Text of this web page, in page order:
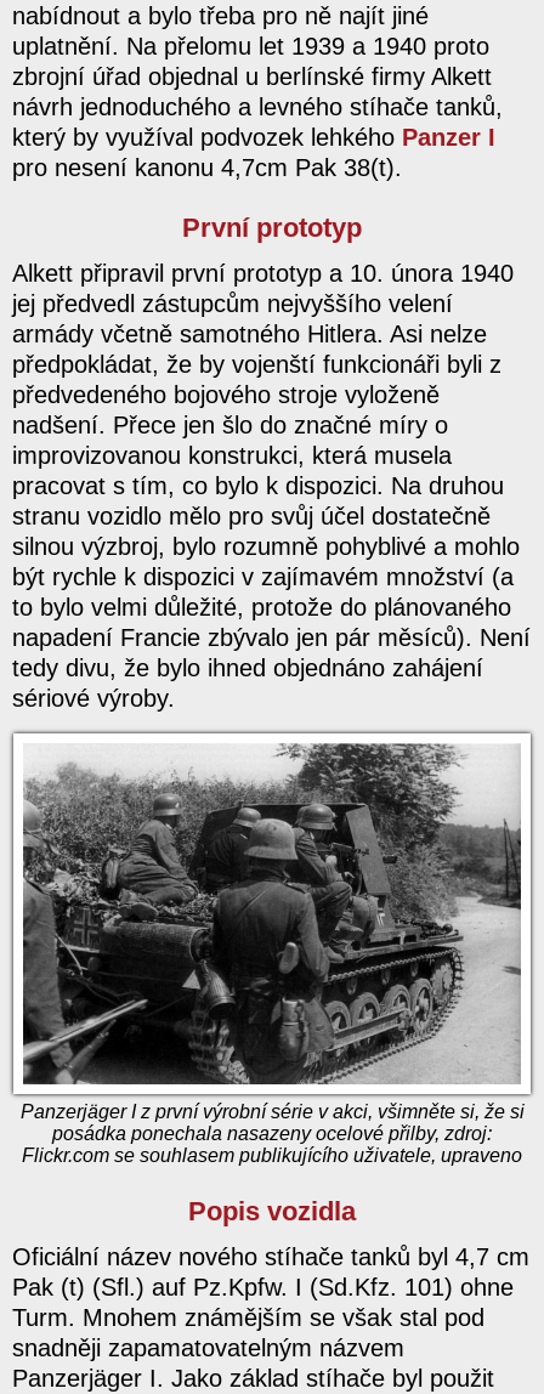
nabídnout a bylo třeba pro ně najít jiné
uplatnění. Na přelomu let 1939 a 1940 proto
zbrojní úřad objednal u berlínské firmy Alkett
návrh jednoduchého a levného stíhače tanků,
který by využíval podvozek lehkého Panzer I
pro nesení kanonu 4,7cm Pak 38(t).
První prototyp
Alkett připravil první prototyp a 10. února 1940
jej předvedl zástupcům nejvyššího velení
armády včetně samotného Hitlera. Asi nelze
předpokládat, že by vojenští funkcionáři byli z
předvedeného bojového stroje vyloženě
nadšení. Přece jen šlo do značné míry o
improvizovanou konstrukci, která musela
pracovat s tím, co bylo k dispozici. Na druhou
stranu vozidlo mělo pro svůj účel dostatečně
silnou výzbroj, bylo rozumně pohyblivé a mohlo
být rychle k dispozici v zajímavém množství (a
to bylo velmi důležité, protože do plánovaného
napadení Francie zbývalo jen pár měsíců). Není
tedy divu, že bylo ihned objednáno zahájení
sériové výroby.
Panzerjäger I z první výrobní série v akci, všimněte si, že si
posádka ponechala nasazeny ocelové přilby, zdroj:
Flickr.com se souhlasem publikujícího uživatele, upraveno
Popis vozidla
Oficiální název nového stíhače tanků byl 4,7 cm
Pak (t) (Sfl.) auf Pz.Kpfw. I (Sd.Kfz. 101) ohne
Turm. Mnohem známějším se však stal pod
snadněji zapamatovatelným názvem
Panzerjäger I. Jako základ stíhače byl použit